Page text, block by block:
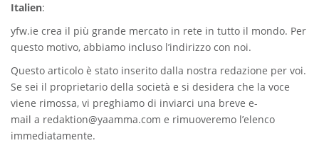
Italien:
yfw.ie crea il più grande mercato in rete in tutto il mondo. Per
questo motivo, abbiamo incluso l’indirizzo con noi.
Questo articolo è stato inserito dalla nostra redazione per voi.
Se sei il proprietario della società e si desidera che la voce
viene rimossa, vi preghiamo di inviarci una breve e-
mail a redaktion@yaamma.com e rimuoveremo l’elenco
immediatamente.